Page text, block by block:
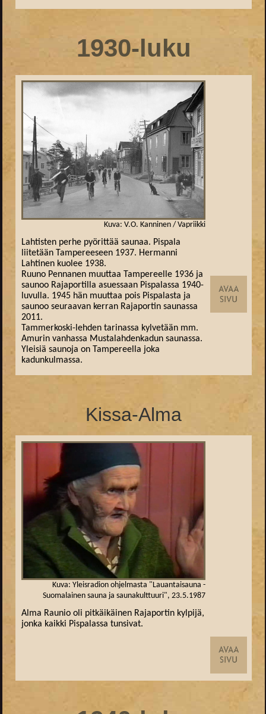
1930-luku
Kuva: V.O. Kanninen / Vapriikki
Lahtisten perhe pyörittää saunaa. Pispala
liitetään Tampereeseen 1937. Hermanni
Lahtinen kuolee 1938.
Ruuno Pennanen muuttaa Tampereelle 1936 ja
saunoo Rajaportilla asuessaan Pispalassa 1940-
luvulla. 1945 hän muuttaa pois Pispalasta ja
saunoo seuraavan kerran Rajaportin saunassa
2011.
Tammerkoski-lehden tarinassa kylvetään mm.
Amurin vanhassa Mustalahdenkadun saunassa.
Yleisiä saunoja on Tampereella joka
kadunkulmassa.
Kissa-Alma
Kuva: Yleisradion ohjelmasta "Lauantaisauna -
Suomalainen sauna ja saunakulttuuri", 23.5.1987
Alma Raunio oli pitkäikäinen Rajaportin kylpijä,
jonka kaikki Pispalassa tunsivat.